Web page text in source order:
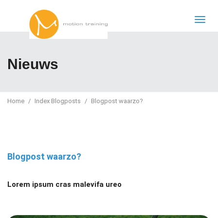
Nieuws
Home Index Blogposts Blogpost waarzo?
Blogpost waarzo?
Lorem ipsum cras malevifa ureo